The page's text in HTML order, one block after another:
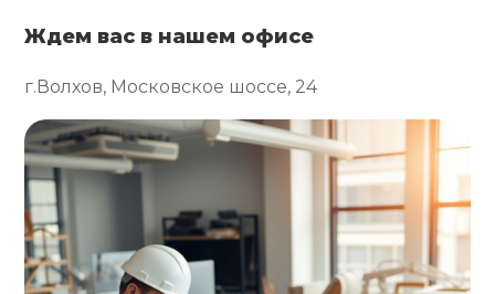
Ждем вас в нашем офисе
г.Волхов, Московское шоссе, 24